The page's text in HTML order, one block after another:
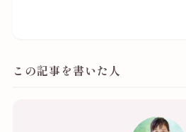
この記事を書いた人